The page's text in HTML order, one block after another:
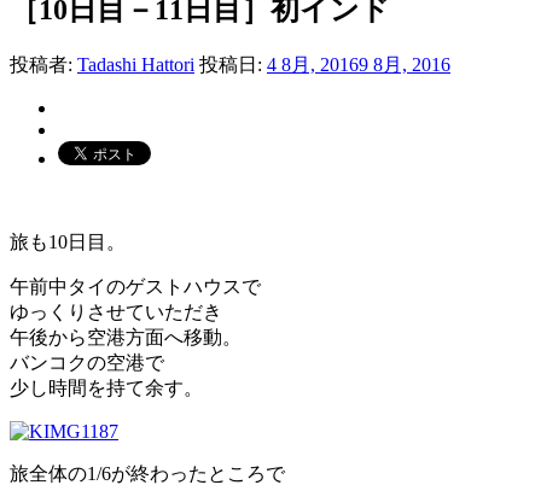
［10日目－11日目］初インド
投稿者: Tadashi Hattori 投稿日: 4 8月, 20169 8月, 2016
旅も10日目。
午前中タイのゲストハウスで
ゆっくりさせていただき
午後から空港方面へ移動。
バンコクの空港で
少し時間を持て余す。
旅全体の1/6が終わったところで